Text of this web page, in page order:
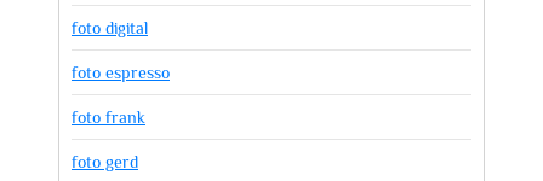
foto digital
foto espresso
foto frank
foto gerd